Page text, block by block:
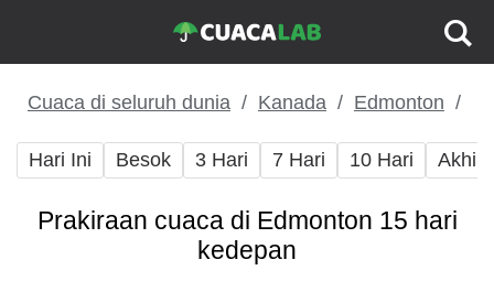
Cuaca di seluruh dunia Kanada Edmonton
Hari Ini Besok 3 Hari 7 Hari 10 Hari Akhir
Prakiraan cuaca di Edmonton 15 hari
kedepan